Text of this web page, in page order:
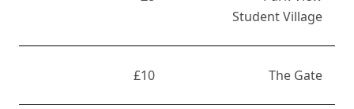
Student Village
The Gate
£10